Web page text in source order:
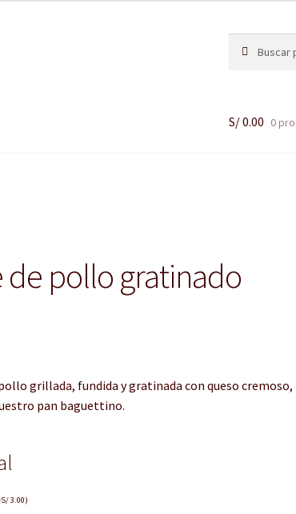
por:
S/0.00 0
de pollo gratinado
grillada, fundida y gratinada con queso
pan baguettino.
S/3.00)